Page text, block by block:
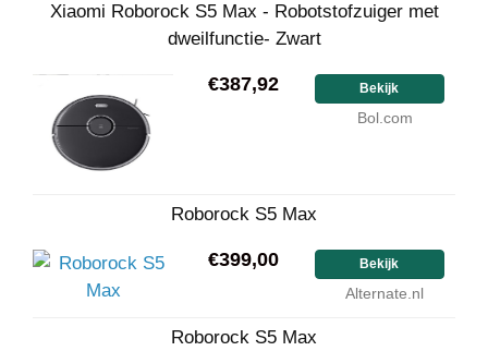
Xiaomi Roborock S5 Max - Robotstofzuiger met
dweilfunctie- Zwart
€387,92 Bekijk
Bol.com
Roborock S5 Max
€399,00 Bekijk
Alternate.nl
Roborock S5 Max